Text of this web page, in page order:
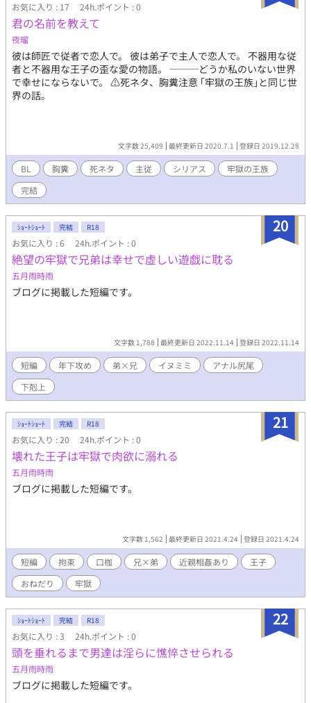
お気に入り : 17 24h.ポイント : 0
君の名前を教えて
夜瑠
彼は師匠で従者で恋人で。 彼は弟子で主人で恋人で。 不器用な従
者と不器用な王子の歪な愛の物語。 ───どうか私のいない世界
で幸せにならないで。 ⚠️死ネタ、胸糞注意 ｢牢獄の王族｣と同じ世
界の話。
文字数 25,409 最終更新日 2020.7.1 登録日 2019.12.28
BL 胸糞 死ネタ 主従 シリアス
牢獄の王族
完結
20
ｼｮｰﾄｼｮｰﾄ 完結 R18
お気に入り : 6 24h.ポイント : 0
絶望の牢獄で兄弟は幸せで虚しい遊戯に耽る
五月雨時雨
ブログに掲載した短編です。
文字数 1,788 最終更新日 2022.11.14 登録日 2022.11.14
短編 年下攻め 弟×兄 イヌミミ
アナル尻尾
下剋上
21
ｼｮｰﾄｼｮｰﾄ 完結 R18
お気に入り : 20 24h.ポイント : 0
壊れた王子は牢獄で肉欲に溺れる
五月雨時雨
ブログに掲載した短編です。
文字数 1,562 最終更新日 2021.4.24 登録日 2021.4.24
短編 拘束 口枷 兄×弟 近親相姦あり
王子
おねだり
牢獄
22
ｼｮｰﾄｼｮｰﾄ 完結 R18
お気に入り : 3 24h.ポイント : 0
頭を垂れるまで男達は淫らに憔悴させられる
五月雨時雨
ブログに掲載した短編です。